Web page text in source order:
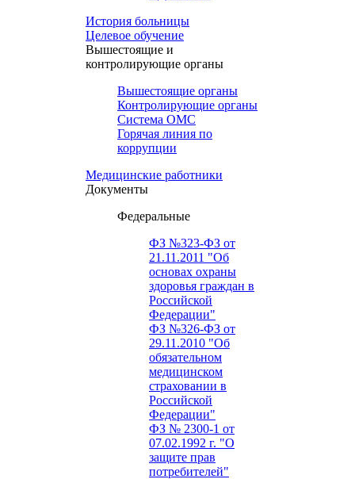
История больницы
Целевое обучение
Вышестоящие и
контролирующие органы
Вышестоящие органы
Контролирующие органы
Система ОМС
Горячая линия по
коррупции
Медицинские работники
Документы
Федеральные
ФЗ №323-ФЗ от
21.11.2011 "Об
основах охраны
здоровья граждан в
Российской
Федерации"
ФЗ №326-ФЗ от
29.11.2010 "Об
обязательном
медицинском
страховании в
Российской
Федерации"
ФЗ № 2300-1 от
07.02.1992 г. "О
защите прав
потребителей"